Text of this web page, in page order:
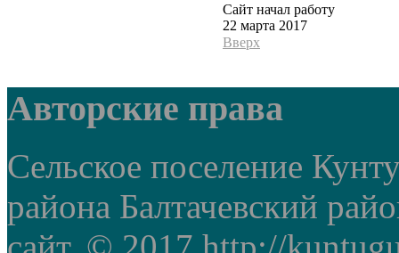
Сайт начал работу
22 марта 2017
Вверх
Авторские права
Сельское поселение
района Балтачевский